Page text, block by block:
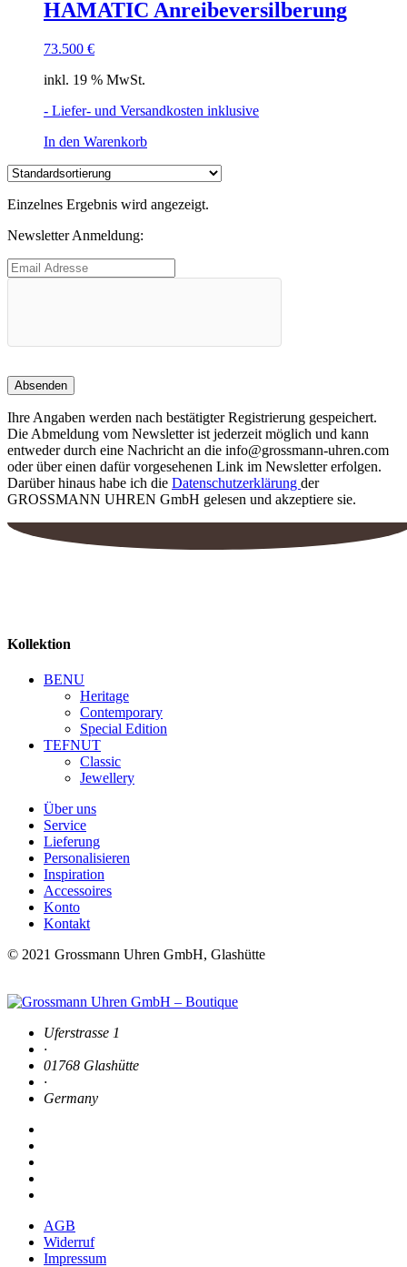
HAMATIC Anreibeversilberung
73.500 €
inkl. 19 % MwSt.
- Liefer- und Versandkosten inklusive
In den Warenkorb
Einzelnes Ergebnis wird angezeigt.
Newsletter Anmeldung:
Ihre Angaben werden nach bestätigter Registrierung gespeichert.
Die Abmeldung vom Newsletter ist jederzeit möglich und kann
entweder durch eine Nachricht an die info@grossmann-uhren.com
oder über einen dafür vorgesehenen Link im Newsletter erfolgen.
Darüber hinaus habe ich die Datenschutzerklärung der
GROSSMANN UHREN GmbH gelesen und akzeptiere sie.
Kollektion
BENU
Heritage
Contemporary
Special Edition
TEFNUT
Classic
Jewellery
Über uns
Service
Lieferung
Personalisieren
Inspiration
Accessoires
Konto
Kontakt
© 2021 Grossmann Uhren GmbH, Glashütte
Uferstrasse 1
·
01768 Glashütte
·
Germany
AGB
Widerruf
Impressum